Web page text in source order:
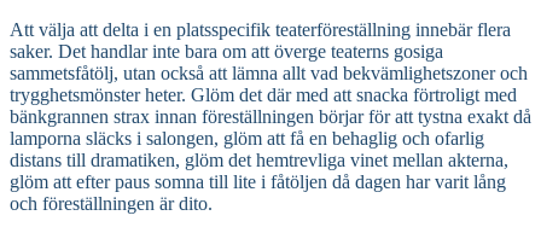
Att välja att delta i en platsspecifik teaterföreställning innebär flera
saker. Det handlar inte bara om att överge teaterns gosiga
sammetsfåtölj, utan också att lämna allt vad bekvämlighetszoner och
trygghetsmönster heter. Glöm det där med att snacka förtroligt med
bänkgrannen strax innan föreställningen börjar för att tystna exakt då
lamporna släcks i salongen, glöm att få en behaglig och ofarlig
distans till dramatiken, glöm det hemtrevliga vinet mellan akterna,
glöm att efter paus somna till lite i fåtöljen då dagen har varit lång
och föreställningen är dito.